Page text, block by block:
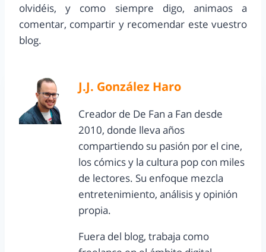
olvidéis, y como siempre digo, animaos a
comentar, compartir y recomendar este vuestro
blog.
J.J. González Haro
Creador de De Fan a Fan desde
2010, donde lleva años
compartiendo su pasión por el cine,
los cómics y la cultura pop con miles
de lectores. Su enfoque mezcla
entretenimiento, análisis y opinión
propia.
Fuera del blog, trabaja como